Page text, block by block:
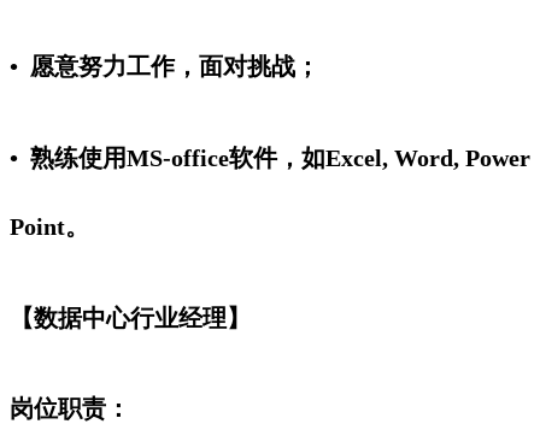
• 愿意努力工作，面对挑战；
• 熟练使用MS-office软件，如Excel, Word, Power
Point。
【数据中心行业经理】
岗位职责：